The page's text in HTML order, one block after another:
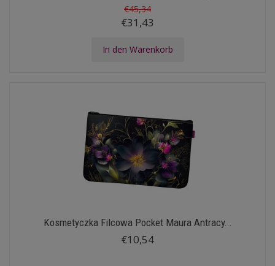
€45,34
€31,43
In den Warenkorb
Kosmetyczka Filcowa Pocket Maura Antracy...
€10,54